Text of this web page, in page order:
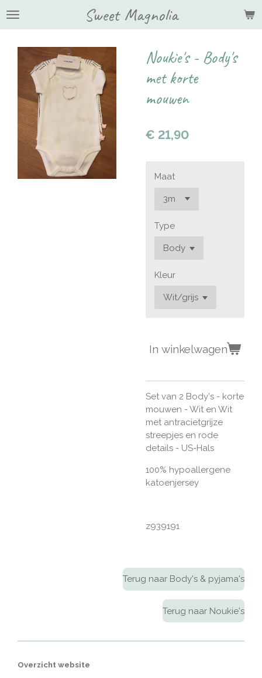
Ga
hoofdinhoud
Sweet Magnolia
Noukie's - Body's
met korte
mouwen
€ 21,90
Maat
Type
Kleur
In winkelwagen
Set van 2 Body's - korte
mouwen - Wit en Wit
met antracietgrijze
streepjes en rode
details - US-Hals
100% hypoallergene
katoenjersey
z939191
Terug naar Body's & pyjama's
Terug naar Noukie's
Overzicht website